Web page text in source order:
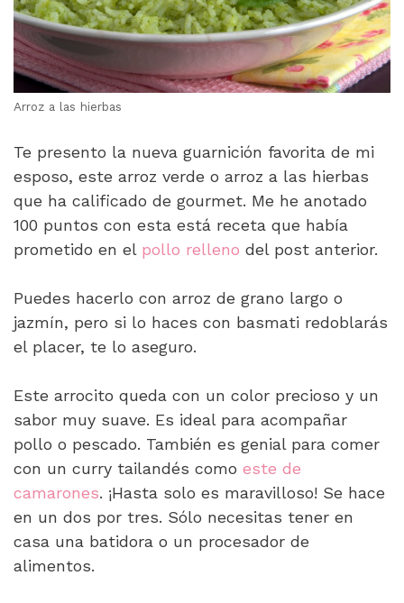
Arroz a las hierbas
Te presento la nueva guarnición favorita de mi
esposo, este arroz verde o arroz a las hierbas
que ha calificado de gourmet. Me he anotado
100 puntos con esta está receta que había
prometido en el pollo relleno del post anterior.
Puedes hacerlo con arroz de grano largo o
jazmín, pero si lo haces con basmati redoblarás
el placer, te lo aseguro.
Este arrocito queda con un color precioso y un
sabor muy suave. Es ideal para acompañar
pollo o pescado. También es genial para comer
con un curry tailandés como este de
camarones. ¡Hasta solo es maravilloso! Se hace
en un dos por tres. Sólo necesitas tener en
casa una batidora o un procesador de
alimentos.